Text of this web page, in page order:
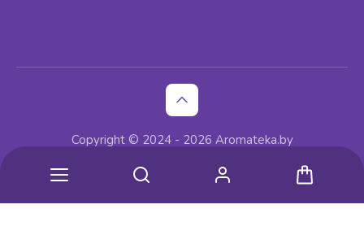
Copyright © 2024 - 2026 Aromateka.by